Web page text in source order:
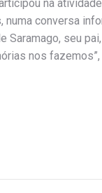
na
numa conversa
Saramago, seu
nos